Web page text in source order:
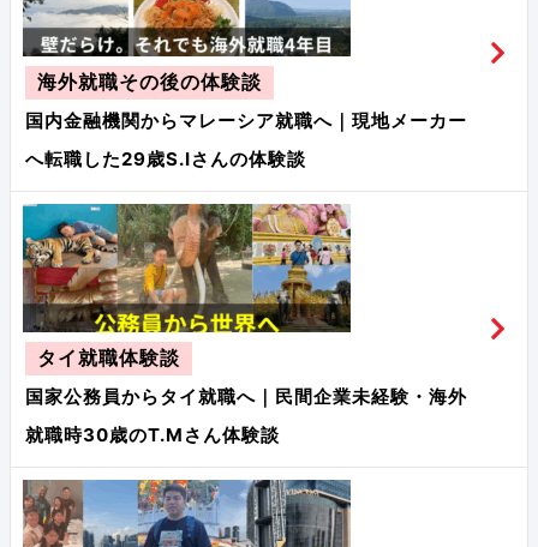
海外就職その後の体験談
国内金融機関からマレーシア就職へ｜現地メーカー
へ転職した29歳S.Iさんの体験談
タイ就職体験談
国家公務員からタイ就職へ｜民間企業未経験・海外
就職時30歳のT.Mさん体験談